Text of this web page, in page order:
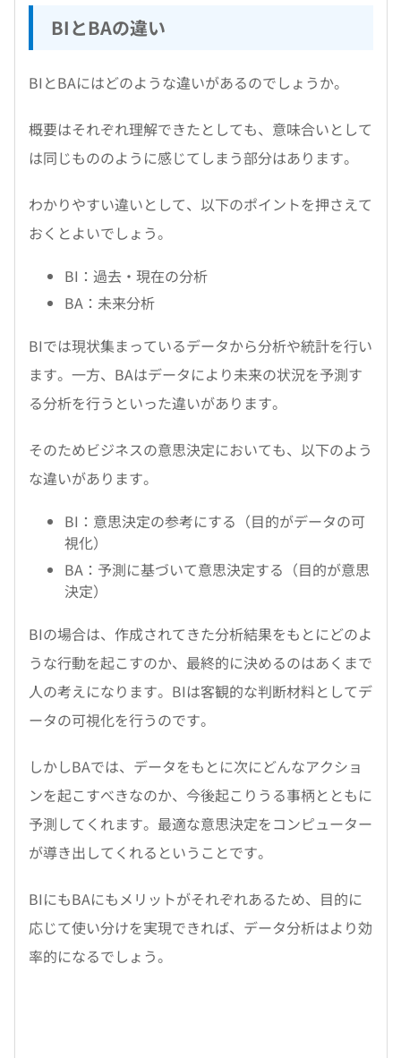
BIとBAの違い
BIとBAにはどのような違いがあるのでしょうか。
概要はそれぞれ理解できたとしても、意味合いとして
は同じもののように感じてしまう部分はあります。
わかりやすい違いとして、以下のポイントを押さえて
おくとよいでしょう。
BI：過去・現在の分析
BA：未来分析
BIでは現状集まっているデータから分析や統計を行い
ます。一方、BAはデータにより未来の状況を予測す
る分析を行うといった違いがあります。
そのためビジネスの意思決定においても、以下のよう
な違いがあります。
BI：意思決定の参考にする（目的がデータの可
視化）
BA：予測に基づいて意思決定する（目的が意思
決定）
BIの場合は、作成されてきた分析結果をもとにどのよ
うな行動を起こすのか、最終的に決めるのはあくまで
人の考えになります。BIは客観的な判断材料としてデ
ータの可視化を行うのです。
しかしBAでは、データをもとに次にどんなアクショ
ンを起こすべきなのか、今後起こりうる事柄とともに
予測してくれます。最適な意思決定をコンピューター
が導き出してくれるということです。
BIにもBAにもメリットがそれぞれあるため、目的に
応じて使い分けを実現できれば、データ分析はより効
率的になるでしょう。